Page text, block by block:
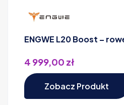
ENGWE L20 Boost –
4 999,00 zł
Zobacz Produkt